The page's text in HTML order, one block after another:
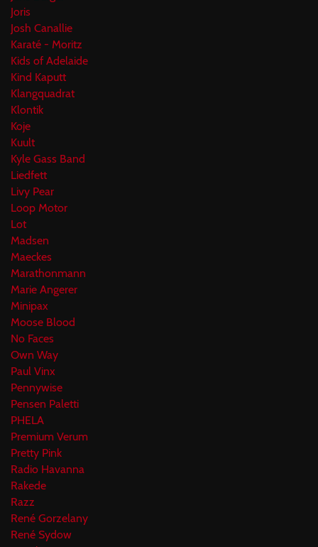
Joris
Josh Canallie
Karaté - Moritz
Kids of Adelaide
Kind Kaputt
Klangquadrat
Klontik
Koje
Kuult
Kyle Gass Band
Liedfett
Livy Pear
Loop Motor
Lot
Madsen
Maeckes
Marathonmann
Marie Angerer
Minipax
Moose Blood
No Faces
Own Way
Paul Vinx
Pennywise
Pensen Paletti
PHELA
Premium Verum
Pretty Pink
Radio Havanna
Rakede
Razz
René Gorzelany
René Sydow